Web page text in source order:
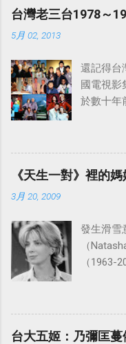
台灣老三台1978～
5月 02, 2013
還記得台
國電視影
於數十年
「愛之
是在
ABC頻
之船旋律
《天生一對》裡的
3月 20, 2009
發生滑雪
（
（1963-
到傷心
台大五姬：乃彌匡蔓